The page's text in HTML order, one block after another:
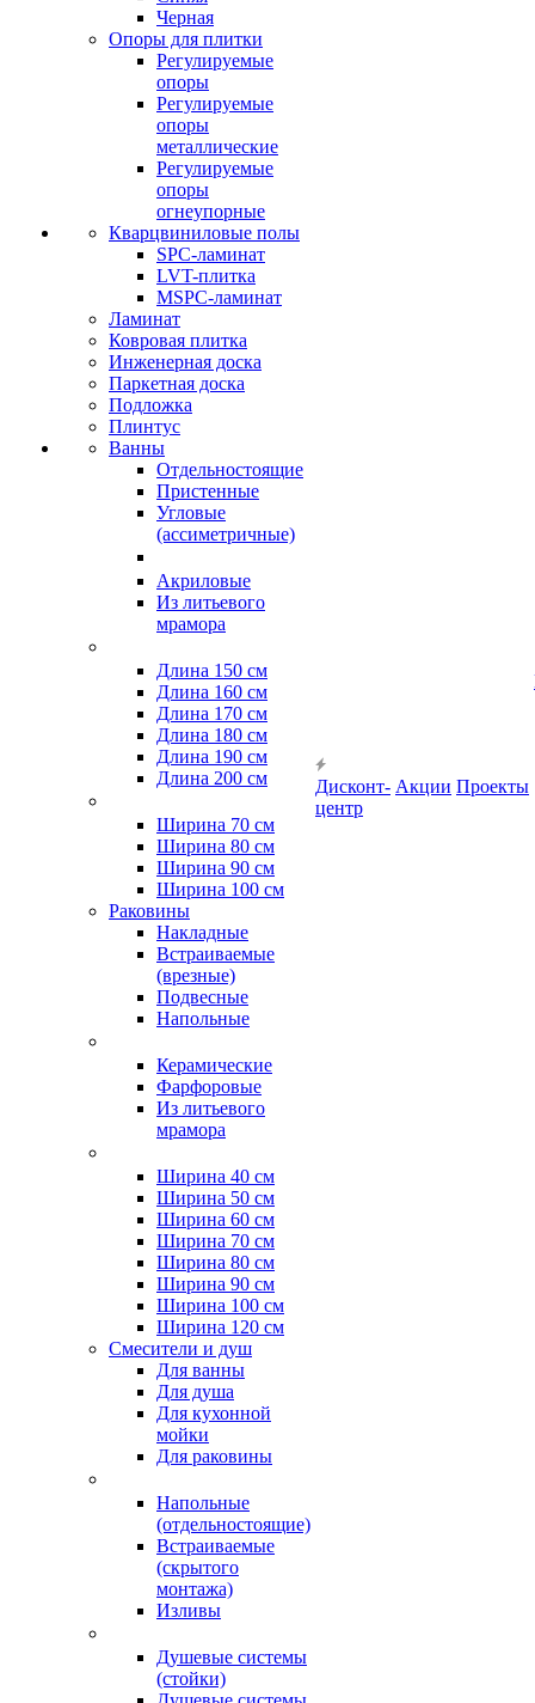
Черная
Опоры для плитки
Регулируемые
опоры
Регулируемые
опоры
металлические
Регулируемые
опоры
огнеупорные
Кварцвиниловые полы
SPC-ламинат
LVT-плитка
MSPC-ламинат
Ламинат
Ковровая плитка
Инженерная доска
Паркетная доска
Подложка
Плинтус
Ванны
Отдельностоящие
Пристенные
Угловые
(ассиметричные)
Акриловые
Из литьевого
мрамора
Длина 150 см
Длина 160 см
Длина 170 см
Длина 180 см
Длина 190 см
Длина 200 см
Ширина 70 см
Ширина 80 см
Ширина 90 см
Ширина 100 см
Раковины
Накладные
Встраиваемые
(врезные)
Подвесные
Напольные
Керамические
Фарфоровые
Из литьевого
мрамора
Ширина 40 см
Ширина 50 см
Ширина 60 см
Ширина 70 см
Ширина 80 см
Ширина 90 см
Ширина 100 см
Ширина 120 см
Смесители и душ
Для ванны
Для душа
Для кухонной
мойки
Для раковины
Напольные
(отдельностоящие)
Встраиваемые
(скрытого
монтажа)
Изливы
Душевые системы
(стойки)
Дисконт-
центр
Акции Проекты